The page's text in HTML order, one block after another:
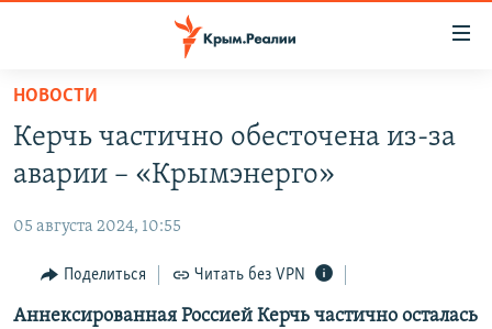
Вернуться
основному
содержанию
Вернутся
навигации
Вернутся
СПЕЦПРОЕКТЫ
КАРТА ВОЕННЫХ ОБЪЕКТОВ КРЫМА
11 ЛЕТ ОККУПАЦИИ КРЫМА. 11 ИСТОРИЙ СОПРОТИВЛЕНИЯ
ВОДА
ИСТОРИЯ
ЕЩЕ
ИНТЕРАКТИВ
РАДІО СВОБОДА
НОВОСТИ
Керчь частично обесточена из-за
аварии – «Крымэнерго»
05 августа 2024, 10:55
Поделиться Читать без VPN
Аннексированная Россией Керчь частично осталась